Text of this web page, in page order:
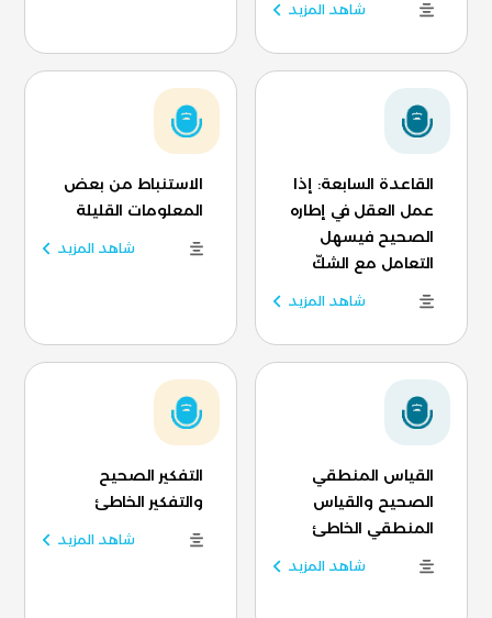
شاهد المزيد
القاعدة السابعة: إذا
عمل العقل في إطاره
الصحيح فيسهل
التعامل مع الشكّ
شاهد المزيد
الاستنباط من بعض
المعلومات القليلة
شاهد المزيد
القياس المنطقي
الصحيح والقياس
المنطقي الخاطئ
شاهد المزيد
التفكير الصحيح
والتفكير الخاطئ
شاهد المزيد